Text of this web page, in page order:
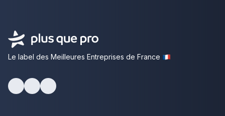
Le label des Meilleures Entreprises de France